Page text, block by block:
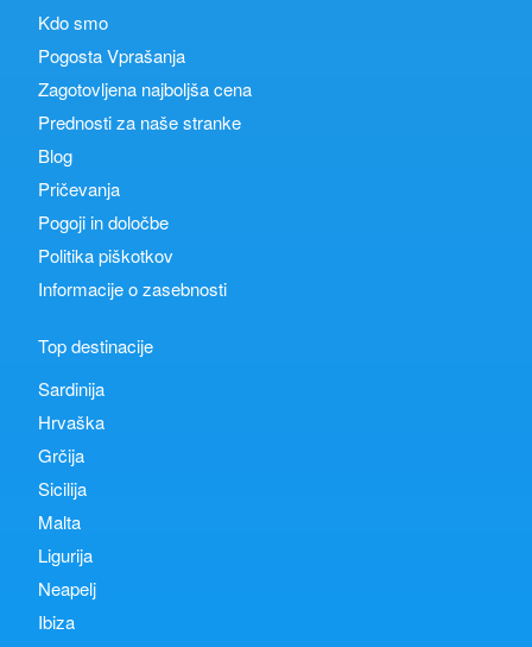
Kdo smo
Pogosta Vprašanja
Zagotovljena najboljša cena
Prednosti za naše stranke
Blog
Pričevanja
Pogoji in določbe
Politika piškotkov
Informacije o zasebnosti
Top destinacije
Sardinija
Hrvaška
Grčija
Sicilija
Malta
Ligurija
Neapelj
Ibiza